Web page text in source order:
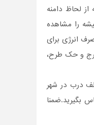
لحاظ دامنه
را مشاهده
انرژی برای
و حک طرح،
درب در شهر
بگیرید.ضمنا